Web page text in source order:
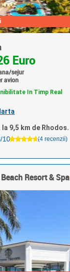
Euro
sejur
avion
In Timp Real
9,5 km de Rhodos.
10
(4 recenzii)
Resort & Spa